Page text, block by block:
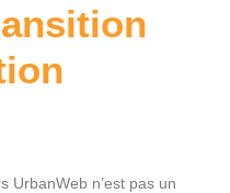
UrbanWeb n’est pas un